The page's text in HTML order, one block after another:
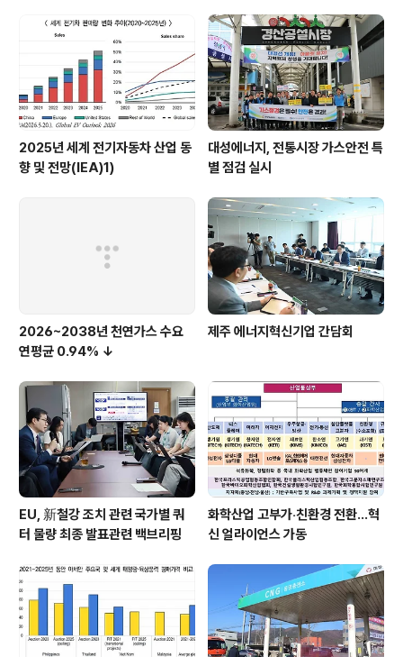
하였다. 원문출처: 산업통상자원부 포토뉴스
2025년 세계 전기자동차 산업 동
향 및 전망(IEA)1)
대성에너지, 전통시장 가스안전 특
별 점검 실시
2026~2038년 천연가스 수요
연평균 0.94% ↓
제주 에너지혁신기업 간담회
EU, 新철강 조치 관련 국가별 쿼
터 물량 최종 발표관련 백브리핑
화학산업 고부가‧친환경 전환…혁
신 얼라이언스 가동